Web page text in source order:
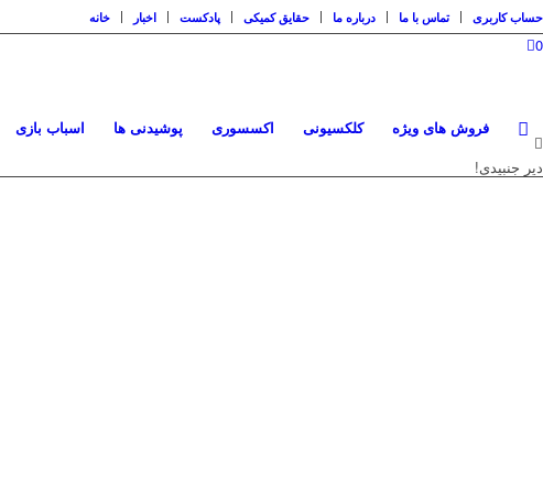
خانه اخبار پادکست حقایق کمیکی درباره ما تماس با ما حساب کاربری
0
اسباب بازی پوشیدنی ها اکسسوری کلکسیونی
فروش های ویژه
دیر جنبیدی!